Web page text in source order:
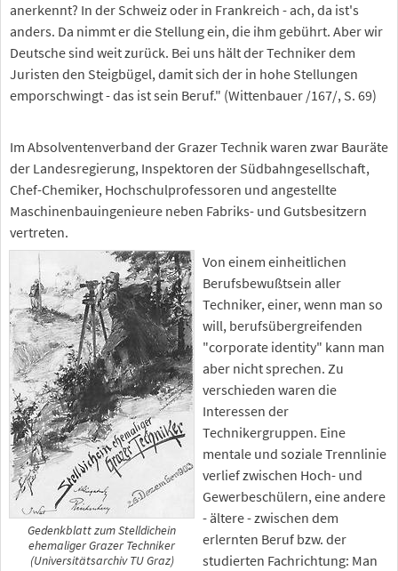
anerkennt? In der Schweiz oder in Frankreich - ach, da ist's
anders. Da nimmt er die Stellung ein, die ihm gebührt. Aber wir
Deutsche sind weit zurück. Bei uns hält der Techniker dem
Juristen den Steigbügel, damit sich der in hohe Stellungen
emporschwingt - das ist sein Beruf." (Wittenbauer /167/, S. 69)
Im Absolventenverband der Grazer Technik waren zwar Bauräte
der Landesregierung, Inspektoren der Südbahngesellschaft,
Chef-Chemiker, Hochschulprofessoren und angestellte
Maschinenbauingenieure neben Fabriks- und Gutsbesitzern
vertreten.
Gedenkblatt zum Stelldichein
ehemaliger Grazer Techniker
(Universitätsarchiv TU Graz)
Von einem einheitlichen
Berufsbewußtsein aller
Techniker, einer, wenn man so
will, berufsübergreifenden
"corporate identity" kann man
aber nicht sprechen. Zu
verschieden waren die
Interessen der
Technikergruppen. Eine
mentale und soziale Trennlinie
verlief zwischen Hoch- und
Gewerbeschülern, eine andere
- ältere - zwischen dem
erlernten Beruf bzw. der
studierten Fachrichtung: Man